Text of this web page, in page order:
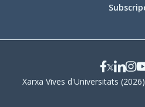
Xarxa Vives d'Universitats